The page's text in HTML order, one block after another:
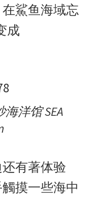
鯊鱼海域忘
成
洋馆 SEA
有著体验
摸一些海中